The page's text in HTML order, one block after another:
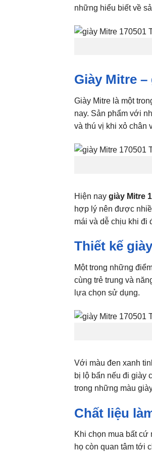
những hiểu biết về
Giày Mitre
Giày Mitre là một
nay. Sản phẩm với
và thú vị khi xỏ chân
Hiện nay giày Mitre
hợp lý nên được
mái và dễ chịu khi đi
Thiết kế
Một trong những
cùng trẻ trung và
lựa chọn sử dụng.
Với màu đen xanh
bị lộ bẩn nếu đi giày
trong những màu
Chất liệu
Khi chọn mua bất
họ còn quan tâm tới